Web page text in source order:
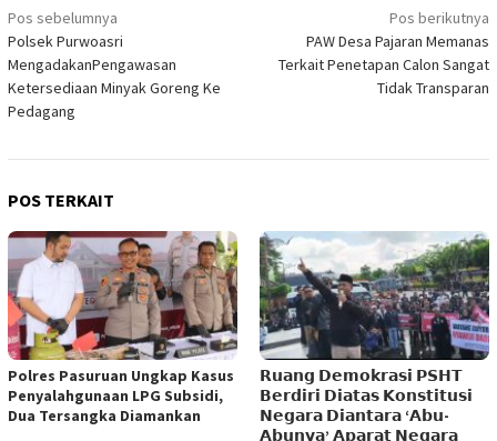
Navigasi
pos
Pos sebelumnya
Polsek Purwoasri
MengadakanPengawasan
Ketersediaan Minyak Goreng Ke
Pedagang
Pos berikutnya
PAW Desa Pajaran Memanas
Terkait Penetapan Calon Sangat
Tidak Transparan
POS TERKAIT
Polres Pasuruan Ungkap Kasus
Penyalahgunaan LPG Subsidi,
Dua Tersangka Diamankan
𝗥𝘂𝗮𝗻𝗴 𝗗𝗲𝗺𝗼𝗸𝗿𝗮𝘀𝗶 𝗣𝗦𝗛𝗧
𝗕𝗲𝗿𝗱𝗶𝗿𝗶 𝗗𝗶𝗮𝘁𝗮𝘀 𝗞𝗼𝗻𝘀𝘁𝗶𝘁𝘂𝘀𝗶
𝗡𝗲𝗴𝗮𝗿𝗮 𝗗𝗶𝗮𝗻𝘁𝗮𝗿𝗮 ‘𝗔𝗯𝘂-
𝗔𝗯𝘂𝗻𝘆𝗮’ 𝗔𝗽𝗮𝗿𝗮𝘁 𝗡𝗲𝗴𝗮𝗿𝗮